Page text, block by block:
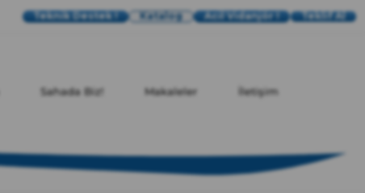
Teknik Destek ! Katalog Acil Vidanjör ! Teklif Al
Sahada Biz! Makaleler İletişim